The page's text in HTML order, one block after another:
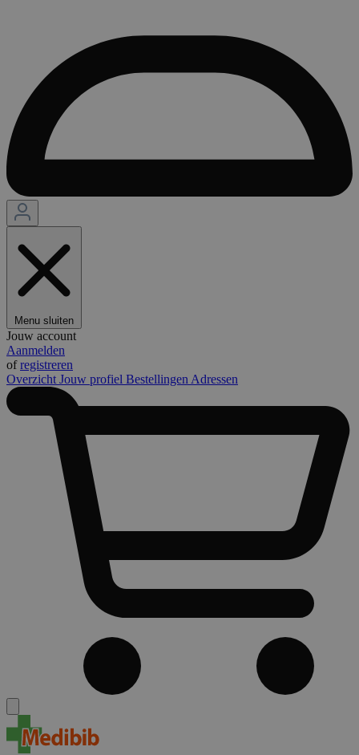
Menu sluiten
Jouw account
Aanmelden
ofregistreren
Overzicht Jouw profiel Bestellingen Adressen